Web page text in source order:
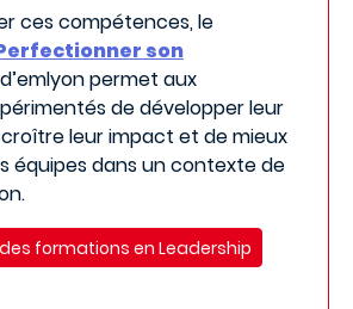
ces compétences, le
son
d’emlyon permet aux
de développer leur
leur impact et de mieux
équipes dans un contexte de
formations en Leadership